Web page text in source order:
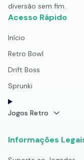
diversão sem fim.
Acesso Rápido
Início
Retro Bowl
Drift Boss
Sprunki
Jogos Retro
Informações